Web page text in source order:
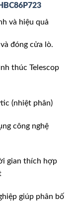
và hiệu quả
đóng cửa lò.
thúc Telescop
(nhiệt phân)
công nghệ
gian thích hợp
giúp phân bố